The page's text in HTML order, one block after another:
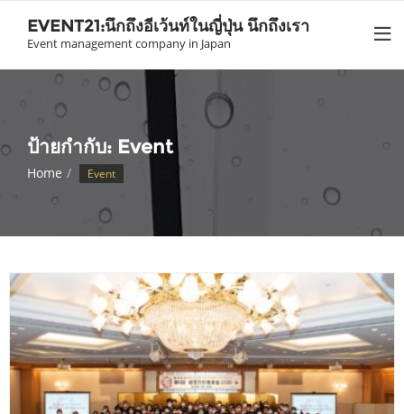
content
EVENT21:นึกถึงอีเว้นท์ในญี่ปุ่น นึกถึงเรา
Event management company in Japan
ป้ายกำกับ: Event
Home Event